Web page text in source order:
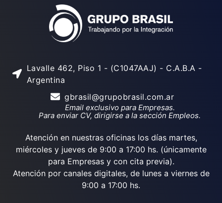
Lavalle 462, Piso 1 - (C1047AAJ) - C.A.B.A -
Argentina
gbrasil@grupobrasil.com.ar
Email exclusivo para Empresas.
Para enviar CV, dirigirse a la sección Empleos.
Atención en nuestras oficinas los días martes,
miércoles y jueves de 9:00 a 17:00 hs. (únicamente
para Empresas y con cita previa).
Atención por canales digitales, de lunes a viernes de
9:00 a 17:00 hs.